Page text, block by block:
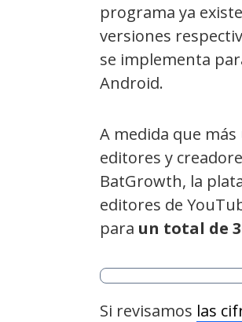
programa ya
versiones
se implementa
Android.
A medida que
editores y
BatGrowth, la
editores de
para un total de
Si revisamos las